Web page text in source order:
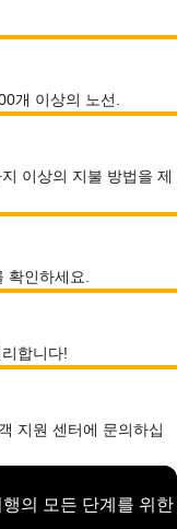
개 이상의 노선.
이상의 지불 방법을 제
확인하세요.
합니다!
지원 센터에 문의하십
의 모든 단계를 위한